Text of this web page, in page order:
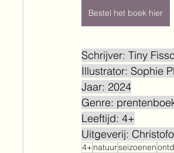
Bestel het boek hier
Schrijver: Tiny
Illustrator: Sophie
Jaar: 2024
Genre:
Leeftijd: 4+
Uitgeverij:
4+natuurseizoenen